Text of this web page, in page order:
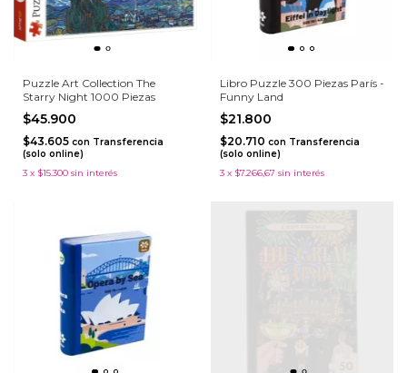
Puzzle Art Collection The
Starry Night 1000 Piezas
$45.900
$43.605 con Transferencia
(solo online)
3 x $15.300 sin interés
Libro Puzzle 300 Piezas París -
Funny Land
$21.800
$20.710 con Transferencia
(solo online)
3 x $7.266,67 sin interés